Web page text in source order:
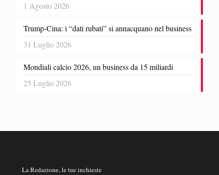
1 Agosto 2026
Trump-Cina: i “dati rubati” si annacquano nel business
31 Luglio 2026
Mondiali calcio 2026, un business da 15 miliardi
25 Luglio 2026
La Redazione, le tue inchieste